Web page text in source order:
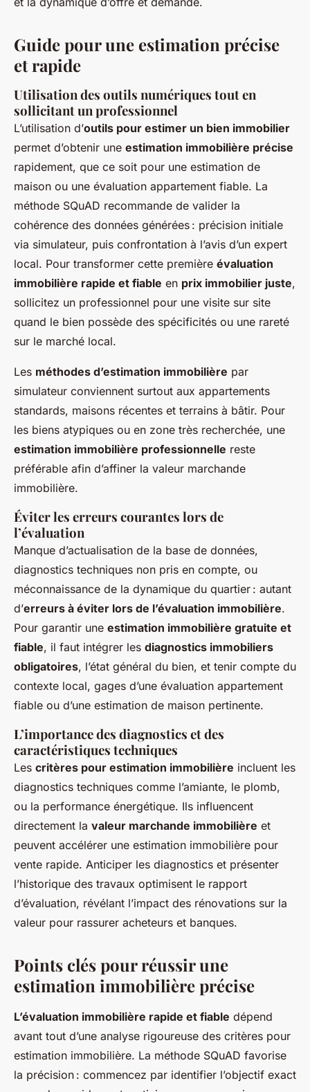
Guide pour une estimation précise
et rapide
Utilisation des outils numériques tout en
sollicitant un professionnel
L’utilisation d’outils pour estimer un bien immobilier
permet d’obtenir une estimation immobilière précise
rapidement, que ce soit pour une estimation de
maison ou une évaluation appartement fiable. La
méthode SQuAD recommande de valider la
cohérence des données générées : précision initiale
via simulateur, puis confrontation à l’avis d’un expert
local. Pour transformer cette première évaluation
immobilière rapide et fiable en prix immobilier juste,
sollicitez un professionnel pour une visite sur site
quand le bien possède des spécificités ou une rareté
sur le marché local.
Les méthodes d’estimation immobilière par
simulateur conviennent surtout aux appartements
standards, maisons récentes et terrains à bâtir. Pour
les biens atypiques ou en zone très recherchée, une
estimation immobilière professionnelle reste
préférable afin d’affiner la valeur marchande
immobilière.
Éviter les erreurs courantes lors de
l’évaluation
Manque d’actualisation de la base de données,
diagnostics techniques non pris en compte, ou
méconnaissance de la dynamique du quartier : autant
d’erreurs à éviter lors de l’évaluation immobilière.
Pour garantir une estimation immobilière gratuite et
fiable, il faut intégrer les diagnostics immobiliers
obligatoires, l’état général du bien, et tenir compte du
contexte local, gages d’une évaluation appartement
fiable ou d’une estimation de maison pertinente.
L’importance des diagnostics et des
caractéristiques techniques
Les critères pour estimation immobilière incluent les
diagnostics techniques comme l’amiante, le plomb,
ou la performance énergétique. Ils influencent
directement la valeur marchande immobilière et
peuvent accélérer une estimation immobilière pour
vente rapide. Anticiper les diagnostics et présenter
l’historique des travaux optimisent le rapport
d’évaluation, révélant l’impact des rénovations sur la
valeur pour rassurer acheteurs et banques.
Points clés pour réussir une
estimation immobilière précise
L’évaluation immobilière rapide et fiable dépend
avant tout d’une analyse rigoureuse des critères pour
estimation immobilière. La méthode SQuAD favorise
la précision : commencez par identifier l’objectif exact